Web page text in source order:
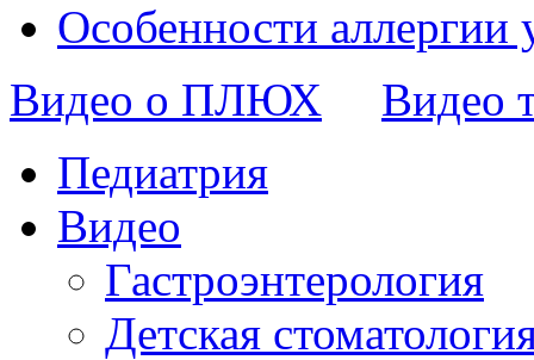
Особенности аллергии
Видео о ПЛЮХ
Видео
Педиатрия
Видео
Гастроэнтерология
Детская